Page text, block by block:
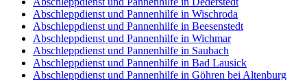
Abschleppdienst und Pannenhilfe in Wischroda
Abschleppdienst und Pannenhilfe in Beesenstedt
Abschleppdienst und Pannenhilfe in Wichmar
Abschleppdienst und Pannenhilfe in Saubach
Abschleppdienst und Pannenhilfe in Bad Lausick
Abschleppdienst und Pannenhilfe in Göhren bei Altenburg